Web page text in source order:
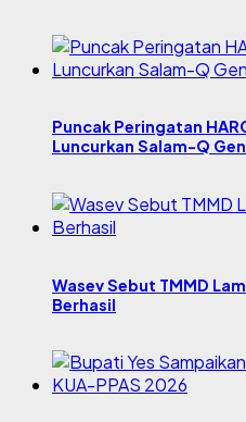
Puncak Peringatan
Luncurkan Salam-Q
Wasev Sebut TMMD
Berhasil